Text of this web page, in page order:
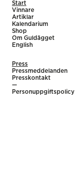
Start
Vinnare
Artiklar
Kalendarium
Shop
Om Guldägget
English
Press
Pressmeddelanden
Presskontakt
—
Personuppgiftspolicy